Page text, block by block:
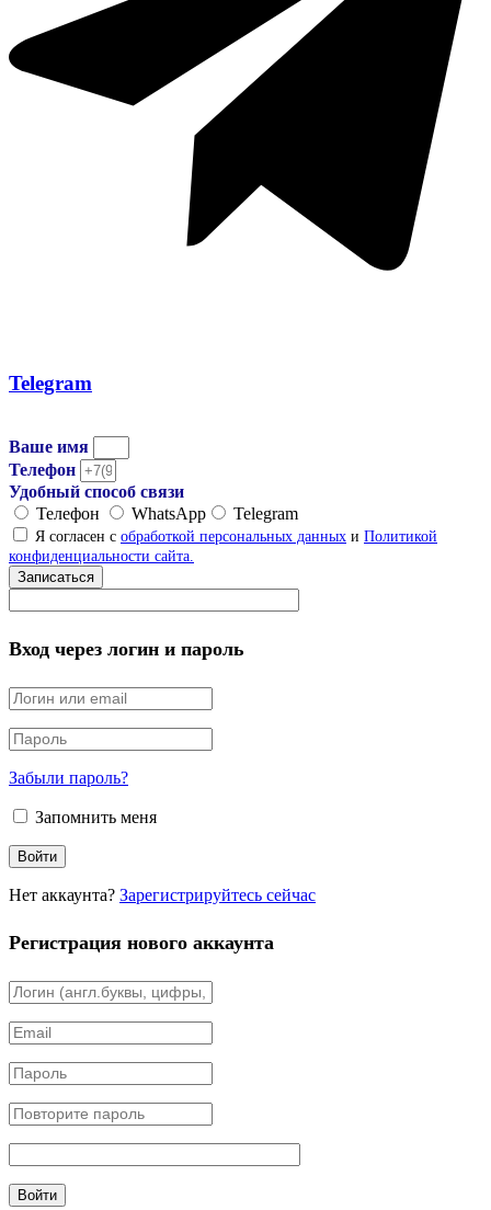
Telegram
Ваше имя
Телефон
Удобный способ связи
Телефон
WhatsApp Telegram
Я согласен с обработкой персональных данных и Политикой
конфиденциальности сайта.
Записаться
Вход через логин и пароль
Забыли пароль?
Запомнить меня
Нет аккаунта? Зарегистрируйтесь сейчас
Регистрация нового аккаунта